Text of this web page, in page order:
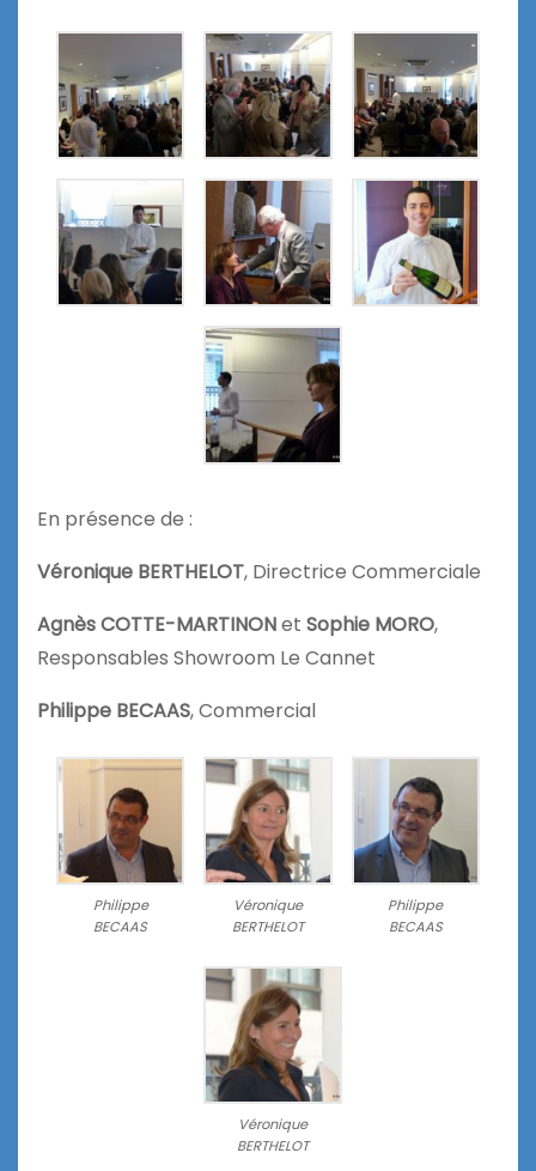
En présence de :
Véronique BERTHELOT, Directrice Commerciale
AgnèsCOTTE-MARTINONet Sophie MORO,
Responsables Showroom Le Cannet
Philippe BECAAS, Commercial
Philippe
BECAAS
Véronique
BERTHELOT
Philippe
BECAAS
Véronique
BERTHELOT